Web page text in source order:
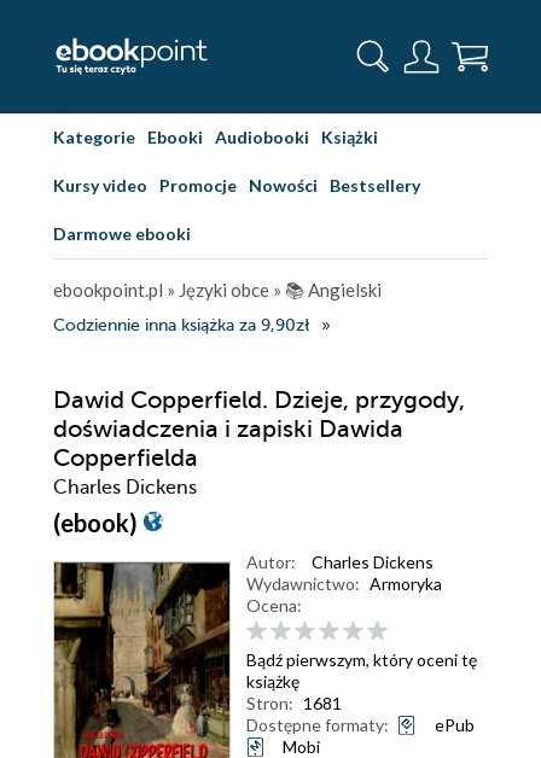
Kategorie Ebooki Audiobooki Książki
Kursy video Promocje Nowości Bestsellery
Darmowe ebooki
ebookpoint.pl » Języki obce » 📚 Angielski
Codziennie inna książka za 9,90zł
Dawid Copperfield. Dzieje, przygody,
doświadczenia i zapiski Dawida
Copperfielda
Charles Dickens
(ebook)
Autor:
Charles Dickens
Wydawnictwo: Armoryka
Ocena:
Bądź pierwszym, który oceni tę
książkę
Stron: 1681
Dostępne formaty:
ePub
Mobi